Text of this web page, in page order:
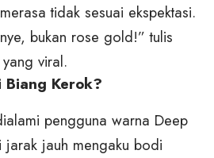
tidak sesuai ekspektasi.
bukan rose gold!” tulis
viral.
Biang Kerok?
pengguna warna Deep
jarak jauh mengaku bodi